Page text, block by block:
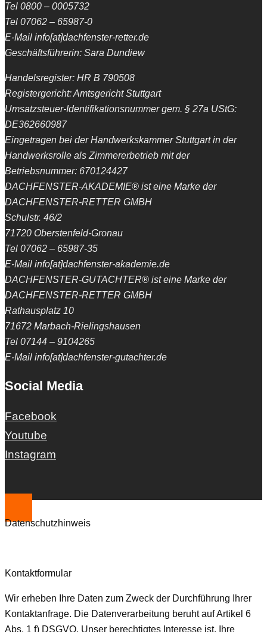
Tel 0800 – 0005732
Tel 07062 – 65987-0
E-Mail info[at]dachfenster-retter.de
Geschäftsführerin: Sara Dundiew
Handelsregister: HR B 790508
Registergericht: Amtsgericht Stuttgart
Umsatzsteuer-Identifikationsnummer gem. § 27a UStG:
DE362660987
Eingetragen bei der Handwerkskammer Stuttgart in der
Handwerksrolle als Zimmererbetrieb mit der
Betriebsnummer: 670124427
DACHFENSTER-AKADEMIE® ist eine Marke der
DACHFENSTER-RETTER GMBH
Schulstr. 46/2
71720 Oberstenfeld-Gronau
Tel 07062 – 65987-35
E-Mail info[at]dachfenster-akademie.de
DACHFENSTER-GUTACHTER® ist eine Marke der
DACHFENSTER-RETTER GMBH
Rathausplatz 10
71672 Marbach-Rielingshausen
Tel 07144 – 9104265
E-Mail info[at]dachfenster-gutachter.de
Social Media
Facebook
Youtube
Instagram
Datenschutzhinweis
Kontaktformular
Wir erheben Ihre Daten zum Zweck der Durchführung Ihrer
Kontaktanfrage. Die Datenverarbeitung beruht auf Artikel 6
Abs. 1 f) DSGVO. Unser berechtigtes Interesse ist, Ihre